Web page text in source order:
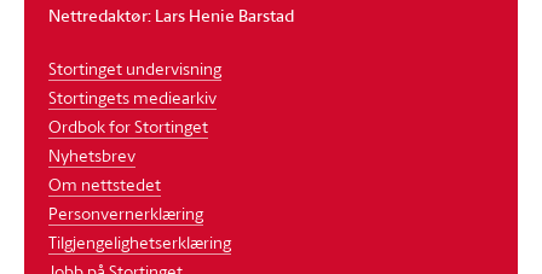
Nettredaktør: Lars Henie Barstad
Stortinget undervisning
Stortingets mediearkiv
Ordbok for Stortinget
Nyhetsbrev
Om nettstedet
Personvernerklæring
Tilgjengelighetserklæring